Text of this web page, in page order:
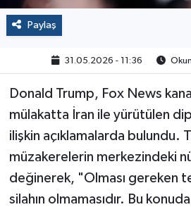
Paylaş
31.05.2026 - 11:36
Donald Trump, Fox News
mülakatta İran ile yürütülen
ilişkin açıklamalarda bulundu.
müzakerelerin merkezindeki
değinerek, "Olması gereken
silahın olmamasıdır. Bu
Yaşam
Çalışma Hayatı
Kadın
2024 Seçim Sonuçları